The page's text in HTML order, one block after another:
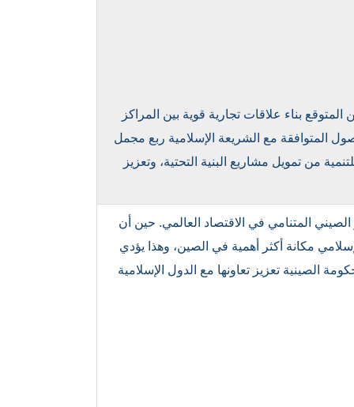
بناء علاقات تجارية قوية بين المراكز
المتوافقة مع الشريعة الإسلامية ربع مجمل
من تمويل مشاريع البنية التحتية، وتعزيز
الصيني المتنامي في الاقتصاد العالمي. حين أن
مكانة أكثر أهمية في الصين، وهذا يؤدي
الصينية تعزيز تعاونها مع الدول الإسلامية